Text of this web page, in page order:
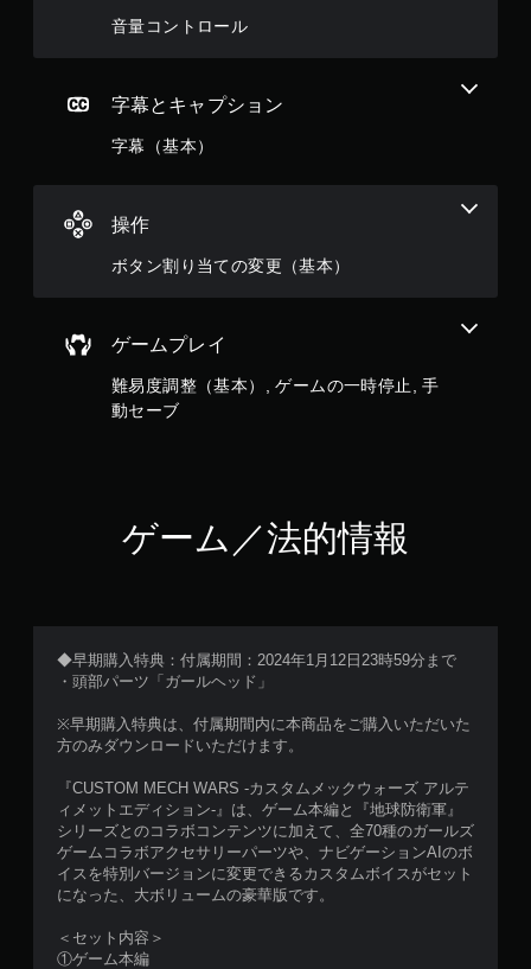
音量コントロール
字幕とキャプション
字幕（基本）
操作
ボタン割り当ての変更（基本）
ゲームプレイ
難易度調整（基本）, ゲームの一時停止, 手
動セーブ
ゲーム／法的情報
◆早期購入特典：付属期間：2024年1月12日23時59分まで
・頭部パーツ「ガールヘッド」
※早期購入特典は、付属期間内に本商品をご購入いただいた
方のみダウンロードいただけます。
『CUSTOM MECH WARS -カスタムメックウォーズ アルテ
ィメットエディション-』は、ゲーム本編と『地球防衛軍』
シリーズとのコラボコンテンツに加えて、全70種のガールズ
ゲームコラボアクセサリーパーツや、ナビゲーションAIのボ
イスを特別バージョンに変更できるカスタムボイスがセット
になった、大ボリュームの豪華版です。
＜セット内容＞
①ゲーム本編